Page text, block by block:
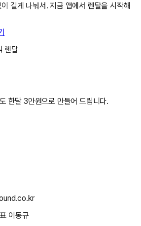
길게 나눠서. 지금 앱에서 렌탈을 시작해
렌탈
한달 3만원으로 만들어 드립니다.
이동규